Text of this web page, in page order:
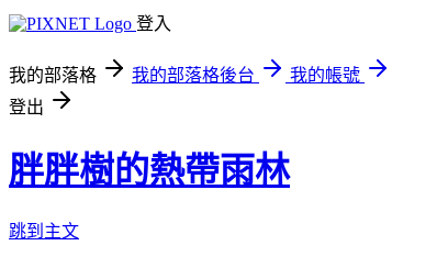
登入
我的部落格 我的部落格後台
我的帳號
登出
胖胖樹的熱帶雨林
跳到主文